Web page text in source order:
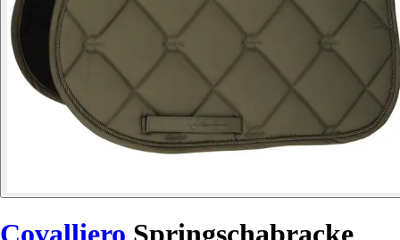
Covalliero Springschabracke